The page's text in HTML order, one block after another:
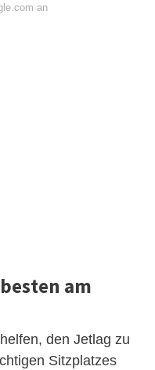
an
am
den Jetlag zu
Sitzplatzes